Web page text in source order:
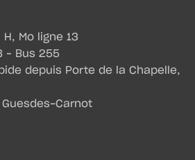
H, Mo ligne 13
– Bus 255
depuis Porte de la Chapelle,
Guesdes-Carnot